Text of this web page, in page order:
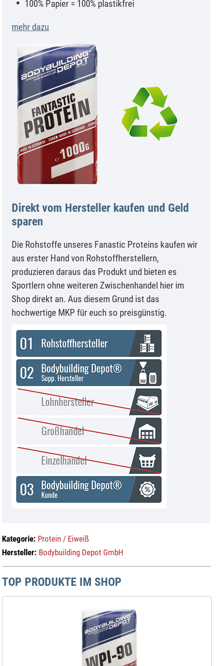
100% Papier = 100% plastikfrei
mehr dazu
Direkt vom Hersteller kaufen und Geld
sparen
Die Rohstoffe unseres Fanastic Proteins kaufen wir
aus erster Hand von Rohstoffherstellern,
produzieren daraus das Produkt und bieten es
Sportlern ohne weiteren Zwischenhandel hier im
Shop direkt an. Aus diesem Grund ist das
hochwertige MKP für euch so preisgünstig.
Kategorie: Protein / Eiweiß
Hersteller: Bodybuilding Depot GmbH
TOP PRODUKTE IM SHOP